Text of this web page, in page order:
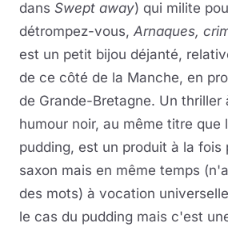
dans Swept away) qui milite
détrompez-vous, Arnaques,
est un petit bijou déjanté,
de ce côté de la Manche, en
de Grande-Bretagne. Un thriller
humour noir, au même titre que
pudding, est un produit à la fois
saxon mais en même temps
des mots) à vocation
le cas du pudding mais c'est